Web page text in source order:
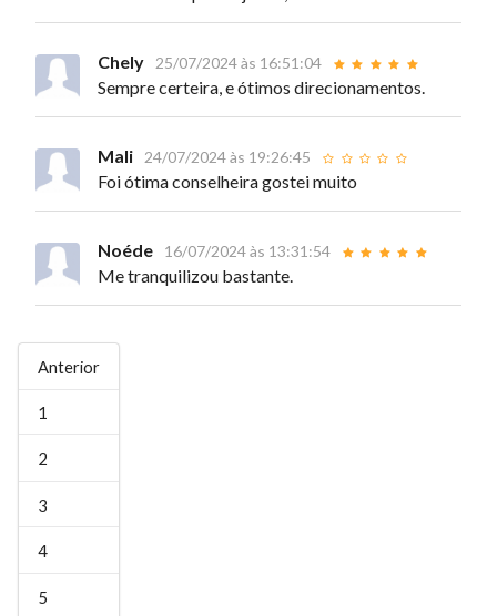
Chely 25/07/2024 às 16:51:04
Sempre certeira, e ótimos direcionamentos.
Mali 24/07/2024 às 19:26:45
Foi ótima conselheira gostei muito
Noéde 16/07/2024 às 13:31:54
Me tranquilizou bastante.
Anterior
1
2
3
4
5